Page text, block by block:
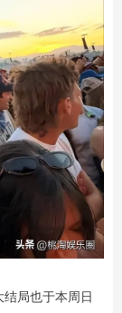
局也于本周日